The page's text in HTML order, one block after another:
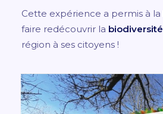
Cette expérience a permis à la
faire redécouvrir la biodiversité
région à ses citoyens !